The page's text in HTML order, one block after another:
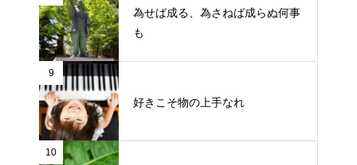
為せば成る、為さねば成らぬ何事
も
9
好きこそ物の上手なれ
10